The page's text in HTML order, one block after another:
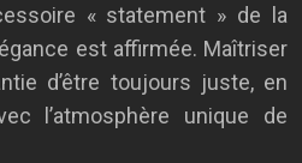
« statement » de la
est affirmée. Maîtriser
d’être toujours juste, en
l’atmosphère unique de